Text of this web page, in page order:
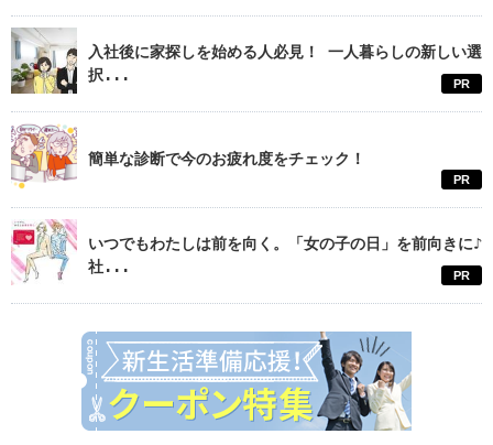
入社後に家探しを始める人必見！ 一人暮らしの新しい選
択...
PR
簡単な診断で今のお疲れ度をチェック！
PR
いつでもわたしは前を向く。「女の子の日」を前向きに♪
社...
PR